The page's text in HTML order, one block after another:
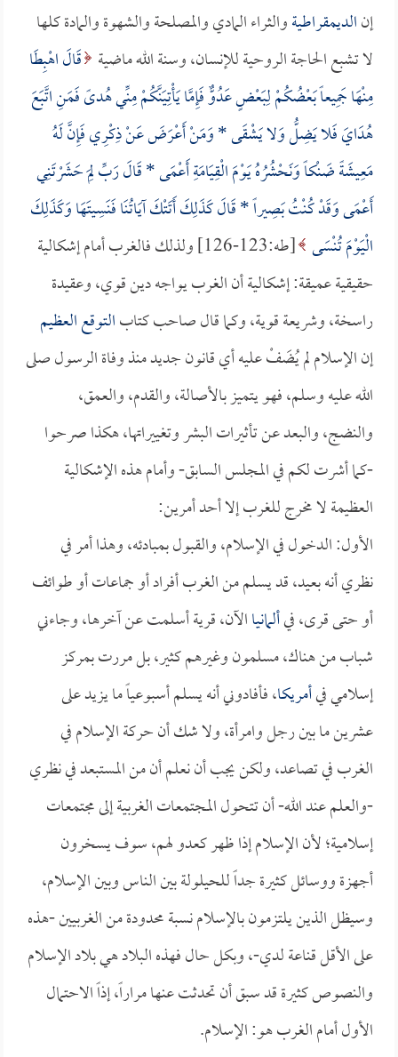
إنالديمقراطيةوالثراء المادي والمصلحة والشهوة والمادة كلها
لا تشبع الحاجة الروحية للإنسان، وسنة الله ماضية قَالَ اهْبِطَا
مِنْهَا جَمِيعاً بَعْضُكُمْ لِبَعْضٍ عَدُوٌّ فَإِمَّا يَأْتِيَنَّكُمْ مِنِّي هُدىً فَمَنِ اتَّبَعَ
هُدَايَ فَلا يَضِلُّ وَلا يَشْقَى * وَمَنْ أَعْرَضَ عَنْ ذِكْرِي فَإِنَّ لَهُ
مَعِيشَةً ضَنْكاً وَنَحْشُرُهُ يَوْمَ الْقِيَامَةِ أَعْمَى * قَالَ رَبِّ لِمَ حَشَرْتَنِي
أَعْمَى وَقَدْ كُنْتُ بَصِيراً * قَالَ كَذَلِكَ أَتَتْكَ آيَاتُنَا فَنَسِيتَهَا وَكَذَلِكَ
الْيَوْمَ تُنْسَى
[طه:123-126] ولذلك فالغرب أمام إشكالية
حقيقية عميقة: إشكالية أن الغرب يواجه دين قوي، وعقيدة
راسخة، وشريعة قوية، وكما قال صاحب كتابالتوقع العظيم
إن الإسلام لم يُضَفْ عليه أي قانون جديد منذ وفاة الرسول صلى
الله عليه وسلم، فهو يتميز بالأصالة، والقدم، والعمق،
والنضج، والبعد عن تأثيرات البشر وتغييراتها، هكذا صرحوا
-كما أشرت لكم في المجلس السابق- وأمام هذه الإشكالية
العظيمة لا مخرج للغرب إلا أحد أمرين:
الأول: الدخول في الإسلام، والقبول بمبادئه، وهذا أمر في
نظري أنه بعيد، قد يسلم من الغرب أفراد أو جماعات أو طوائف
أو حتى قرى، فيألمانياالآن، قرية أسلمت عن آخرها، وجاءني
شباب من هناك، مسلمون وغيرهم كثير، بل مررت بمركز
إسلامي فيأمريكا، فأفادوني أنه يسلم أسبوعياً ما يزيد على
عشرين ما بين رجل وامرأة، ولا شك أن حركة الإسلام في
الغرب في تصاعد، ولكن يجب أن نعلم أن من المستبعد في نظري
-والعلم عند الله- أن تتحول المجتمعات الغربية إلى مجتمعات
إسلامية؛ لأن الإسلام إذا ظهر كعدو لهم، سوف يسخرون
أجهزة ووسائل كثيرة جداً للحيلولة بين الناس وبين الإسلام،
وسيظل الذين يلتزمون بالإسلام نسبة محدودة من الغربيين -هذه
على الأقل قناعة لدي-، وبكل حال فهذه البلاد هي بلاد الإسلام
والنصوص كثيرة قد سبق أن تحدثت عنها مراراً، إذاً الاحتمال
الأول أمام الغرب هو: الإسلام.